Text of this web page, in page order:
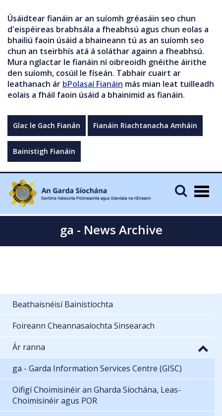
Úsáidtear fianáin ar an suíomh gréasáin seo chun
d'eispéireas brabhsála a fheabhsú agus chun eolas a
bhailiú faoin úsáid a bhaineann tú as an suíomh seo
chun an tseirbhís atá á soláthar againn a fheabhsú.
Mura nglactar le fianáin ní oibreoidh gnéithe áirithe
den suíomh, cosúil le físeán. Tabhair cuairt ar
leathanach ár bPolasaí Fianáin más mian leat tuilleadh
eolais a fháil faoin úsáid a bhainimid as fianáin.
Glac le Gach Fianán Fianáin Riachtanacha Amháin
Bainistigh Fianáin
ga - News Archive
Beathaisnéisí Bainistíochta
Foireann Cheannasaíochta Sinsearach
Ár ranna
ga - Garda Information Services Centre (GISC)
Oifigí Choimisinéir an Gharda Síochána, Leas-
Choimisinéir agus POR